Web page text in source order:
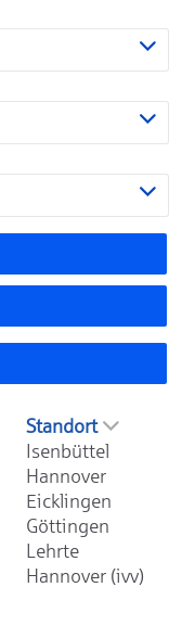
Standort
Isenbüttel
Hannover
Eicklingen
Göttingen
Lehrte
Hannover (ivv)